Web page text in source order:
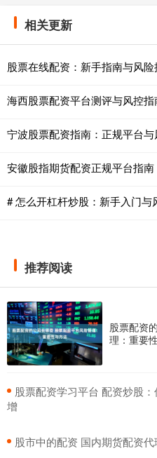
相关更新
股票在线配资：新手指南与风
海西股票配资平台测评与风控指
宁波股票配资指南：正规平台
安徽股指期货配资正规平台指南
# 怎么开杠杆炒股：新手入门与
推荐阅读
股票配资
理：重要
股票配资学习平台 配资炒股
增
股市中的配资 国内期货配资